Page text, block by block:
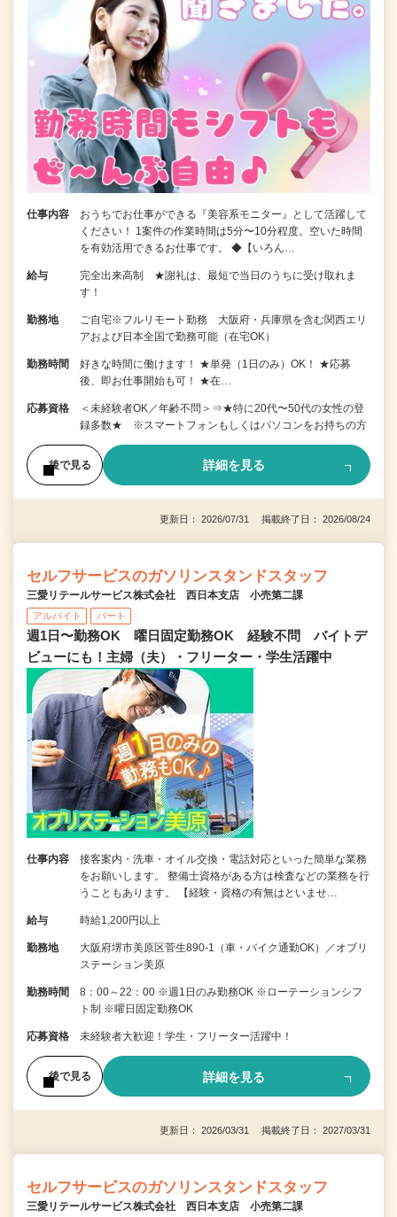
仕事内容
おうちでお仕事ができる『美容系モニター』として活躍して
ください！ 1案件の作業時間は5分〜10分程度。空いた時間
を有効活用できるお仕事です。 ◆【いろん…
給与
完全出来高制 ★謝礼は、最短で当日のうちに受け取れま
す！
勤務地
ご自宅※フルリモート勤務 大阪府・兵庫県を含む関西エリ
アおよび日本全国で勤務可能（在宅OK）
勤務時間
好きな時間に働けます！ ★単発（1日のみ）OK！ ★応募
後、即お仕事開始も可！ ★在…
応募資格
＜未経験者OK／年齢不問＞⇒★特に20代〜50代の女性の登
録多数★ ※スマートフォンもしくはパソコンをお持ちの方
後で見る 詳細を見る
更新日： 2026/07/31 掲載終了日： 2026/08/24
セルフサービスのガソリンスタンドスタッフ
三愛リテールサービス株式会社 西日本支店 小売第二課
アルバイト パート
週1日〜勤務OK 曜日固定勤務OK 経験不問 バイトデ
ビューにも！主婦（夫）・フリーター・学生活躍中
仕事内容
接客案内・洗車・オイル交換・電話対応といった簡単な業務
をお願いします。 整備士資格がある方は検査などの業務を行
うこともあります。 【経験・資格の有無はといませ…
給与 時給1,200円以上
勤務地
大阪府堺市美原区菅生890-1（車・バイク通勤OK）／オブリ
ステーション美原
勤務時間
8：00～22：00 ※週1日のみ勤務OK ※ローテーションシフ
ト制 ※曜日固定勤務OK
応募資格 未経験者大歓迎！学生・フリーター活躍中！
後で見る 詳細を見る
更新日： 2026/03/31 掲載終了日： 2027/03/31
セルフサービスのガソリンスタンドスタッフ
三愛リテールサービス株式会社 西日本支店 小売第二課